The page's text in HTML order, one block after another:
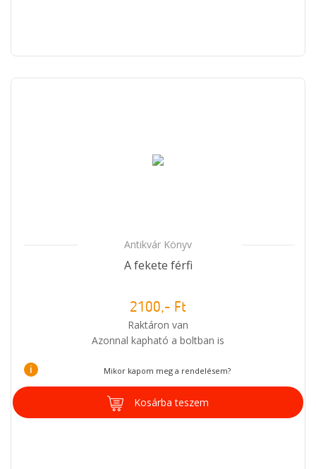
Antikvár Könyv
A fekete férfi
2100,- Ft
Raktáron van
Azonnal kapható a boltban is
i Mikor kapom meg a rendelésem?
Kosárba teszem